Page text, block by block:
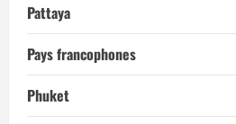
Pattaya
Pays francophones
Phuket